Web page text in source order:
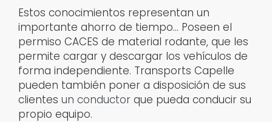
Estos conocimientos representan un
importante ahorro de tiempo... Poseen el
permiso CACES de material rodante, que les
permite cargar y descargar los vehículos de
forma independiente. Transports Capelle
pueden también poner a disposición de sus
clientes un conductor que pueda conducir su
propio equipo.